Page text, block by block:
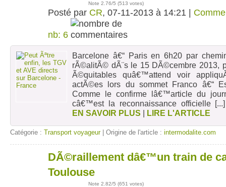
Note 2.76/5 (513 votes)
Posté par CR, 07-11-2013 à 14:21 |
nb: 6
Barcelone â€“ Paris en 6h20 par
rÃ©alitÃ© dÃ¨s le 15 DÃ©cembre 2013,
Ã©quitables quâ€™attend voir
actÃ©es lors du sommet Franco â€“
Comme le confirme lâ€™article du
câ€™est la reconnaissance officielle
EN SAVOIR PLUS | LIRE L'ARTICLE
Catégorie : Transport voyageur| Origine de l'article : intermodalite.com
DÃ©raillement dâ€™un train de
Toulouse
Note 2.82/5 (651 votes)